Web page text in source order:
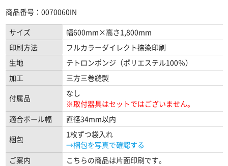
商品番号：0070060IN
サイズ
幅600mm×高さ1,800mm
印刷方法
フルカラーダイレクト捺染印刷
生地
テトロンポンジ（ポリエステル100％）
加工
三方三巻縫製
付属品
なし
※取付器具はセットではございません。
適合ポール幅
直径34mm以内
梱包
1枚ずつ袋入れ
→梱包を写真で確認する
ご案内
こちらの商品は片面印刷です。